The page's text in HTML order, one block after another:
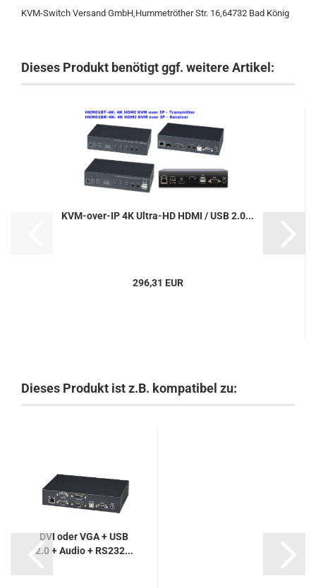
KVM-Switch Versand GmbH,Hummetröther Str. 16,64732 Bad König
Dieses Produkt benötigt ggf. weitere Artikel:
KVM-over-IP 4K Ultra-HD HDMI / USB 2.0...
296,31 EUR
Dieses Produkt ist z.B. kompatibel zu:
DVI oder VGA + USB
2.0 + Audio + RS232...